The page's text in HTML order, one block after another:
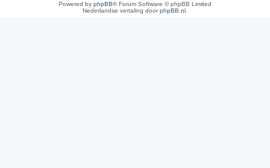
Powered by phpBB® Forum Software © phpBB Limited
Nederlandse vertaling doorphpBB.nl